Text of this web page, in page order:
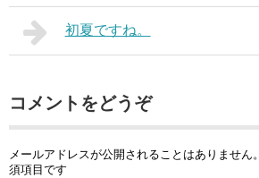
初夏ですね。
コメントをどうぞ
メールアドレスが公開されることはありません。
須項目です